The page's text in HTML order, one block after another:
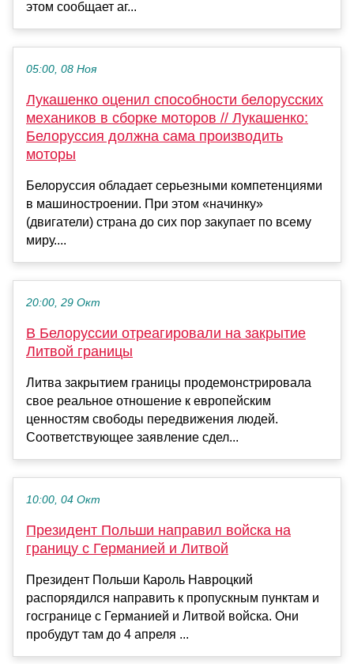
этом сообщает аг...
05:00, 08 Ноя
Лукашенко оценил способности белорусских
механиков в сборке моторов // Лукашенко:
Белоруссия должна сама производить
моторы
Белоруссия обладает серьезными компетенциями
в машиностроении. При этом «начинку»
(двигатели) страна до сих пор закупает по всему
миру....
20:00, 29 Окт
В Белоруссии отреагировали на закрытие
Литвой границы
Литва закрытием границы продемонстрировала
свое реальное отношение к европейским
ценностям свободы передвижения людей.
Соответствующее заявление сдел...
10:00, 04 Окт
Президент Польши направил войска на
границу с Германией и Литвой
Президент Польши Кароль Навроцкий
распорядился направить к пропускным пунктам и
госгранице с Германией и Литвой войска. Они
пробудут там до 4 апреля ...